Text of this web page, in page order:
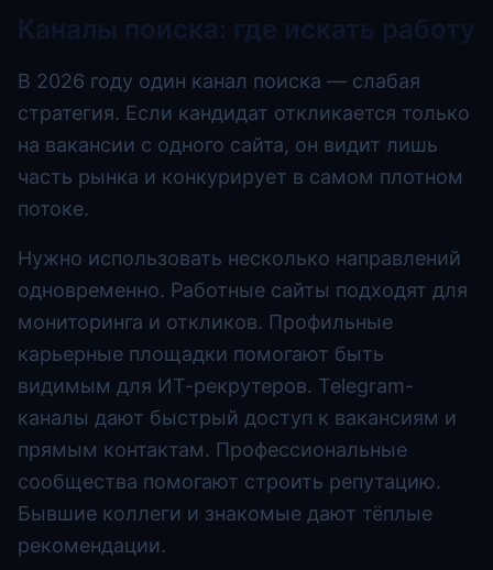
Каналы поиска: где искать работу
В 2026 году один канал поиска — слабая
стратегия. Если кандидат откликается только
на вакансии с одного сайта, он видит лишь
часть рынка и конкурирует в самом плотном
потоке.
Нужно использовать несколько направлений
одновременно. Работные сайты подходят для
мониторинга и откликов. Профильные
карьерные площадки помогают быть
видимым для ИТ-рекрутеров. Telegram-
каналы дают быстрый доступ к вакансиям и
прямым контактам. Профессиональные
сообщества помогают строить репутацию.
Бывшие коллеги и знакомые дают тёплые
рекомендации.